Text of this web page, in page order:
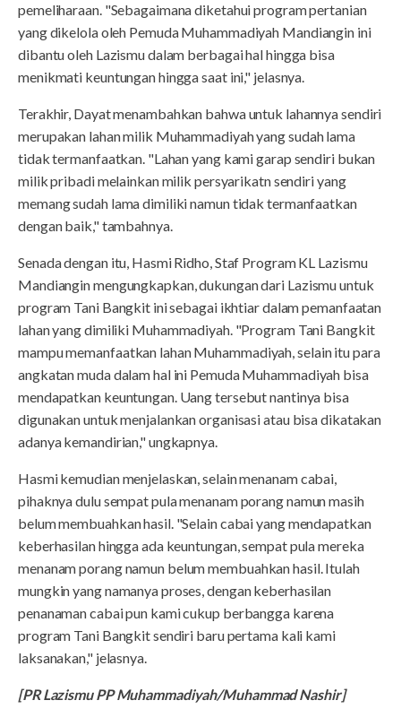
pemeliharaan. "Sebagaimana diketahui program pertanian
yang dikelola oleh Pemuda Muhammadiyah Mandiangin ini
dibantu oleh Lazismu dalam berbagai hal hingga bisa
menikmati keuntungan hingga saat ini," jelasnya.
Terakhir, Dayat menambahkan bahwa untuk lahannya sendiri
merupakan lahan milik Muhammadiyah yang sudah lama
tidak termanfaatkan. "Lahan yang kami garap sendiri bukan
milik pribadi melainkan milik persyarikatn sendiri yang
memang sudah lama dimiliki namun tidak termanfaatkan
dengan baik," tambahnya.
Senada dengan itu, Hasmi Ridho, Staf Program KL Lazismu
Mandiangin mengungkapkan, dukungan dari Lazismu untuk
program Tani Bangkit ini sebagai ikhtiar dalam pemanfaatan
lahan yang dimiliki Muhammadiyah. "Program Tani Bangkit
mampu memanfaatkan lahan Muhammadiyah, selain itu para
angkatan muda dalam hal ini Pemuda Muhammadiyah bisa
mendapatkan keuntungan. Uang tersebut nantinya bisa
digunakan untuk menjalankan organisasi atau bisa dikatakan
adanya kemandirian," ungkapnya.
Hasmi kemudian menjelaskan, selain menanam cabai,
pihaknya dulu sempat pula menanam porang namun masih
belum membuahkan hasil. "Selain cabai yang mendapatkan
keberhasilan hingga ada keuntungan, sempat pula mereka
menanam porang namun belum membuahkan hasil. Itulah
mungkin yang namanya proses, dengan keberhasilan
penanaman cabai pun kami cukup berbangga karena
program Tani Bangkit sendiri baru pertama kali kami
laksanakan," jelasnya.
[PR Lazismu PP Muhammadiyah/Muhammad Nashir]